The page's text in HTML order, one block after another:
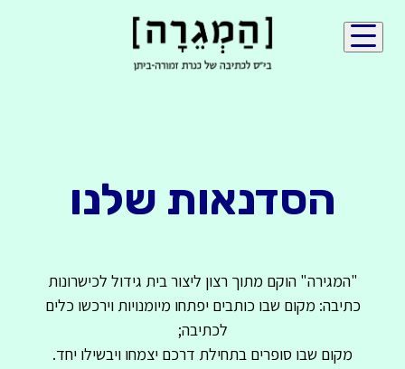
הסדנאות שלנו
"המגירה" הוקם מתוך רצון ליצור בית גידול לכישרונות
כתיבה: מקום שבו כותבים יפתחו מיומנויות וירכשו כלים
לכתיבה;
מקום שבו סופרים בתחילת דרכם יצמחו ויבשילו יחד.